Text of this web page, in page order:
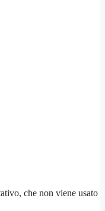
che non viene usato